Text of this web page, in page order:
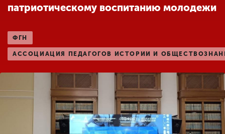
Другие виды
Студенческая жизнь
Сведения об
образовательной
организации
патриотическому воспитанию молодежи
ФГН
АССОЦИАЦИЯ ПЕДАГОГОВ ИСТОРИИ И